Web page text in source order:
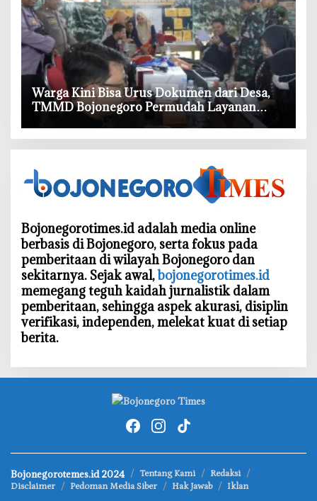
‎Warga Kini Bisa Urus Dokumen dari Desa,
TMMD Bojonegoro Permudah Layanan
Adminduk
Bojonegorotimes.id adalah media online
berbasis di Bojonegoro, serta fokus pada
pemberitaan di wilayah Bojonegoro dan
sekitarnya. Sejak awal,bojonegorotimes.id
memegang teguh kaidah jurnalistik dalam
pemberitaan, sehingga aspek akurasi, disiplin
verifikasi, independen, melekat kuat di setiap
berita.
Bojonegorotemes.id 2024 Tentang Kami
Redaksi
Disclaimer
Pedoman Media Siber Hak Jawab Iklan